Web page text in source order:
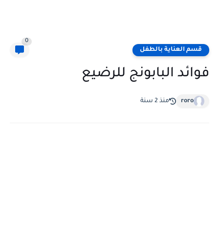
قسم العناية بالطفل
0
فوائد البابونج للرضيع
roro منذ 2 سنة